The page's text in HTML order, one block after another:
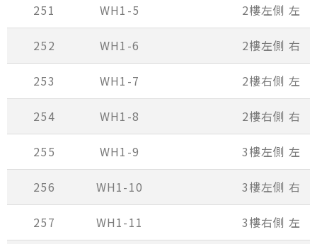
251 WH1-5 2樓左側 左
252 WH1-6 2樓左側 右
253 WH1-7 2樓右側 左
254 WH1-8 2樓右側 右
255 WH1-9 3樓左側 左
256 WH1-10 3樓左側 右
257 WH1-11 3樓右側 左